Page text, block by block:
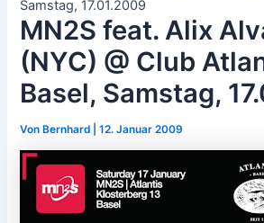
Samstag, 17.01.2009
MN2S feat. Alix
(NYC) @ Club
Basel, Samstag,
Von Bernhard |12. Januar 2009